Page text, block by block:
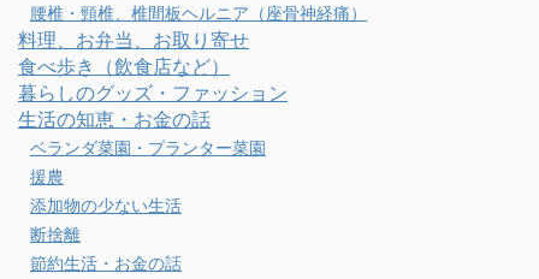
腰椎・頸椎、椎間板ヘルニア（座骨神経痛）
料理、お弁当、お取り寄せ
食べ歩き（飲食店など）
暮らしのグッズ・ファッション
生活の知恵・お金の話
ベランダ菜園・プランター菜園
援農
添加物の少ない生活
断捨離
節約生活・お金の話